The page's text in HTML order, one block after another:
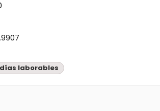
laborables